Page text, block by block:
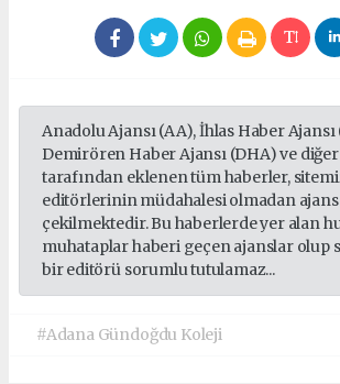
Anadolu Ajansı (AA), İhlas Haber
Demirören Haber Ajansı (DHA) ve
tarafından eklenen tüm haberler,
editörlerinin müdahalesi olmadan
çekilmektedir. Bu haberlerde yer alan
muhataplar haberi geçen ajanslar olup
bir editörü sorumlu tutulamaz...
#Adana Gündoğdu Koleji